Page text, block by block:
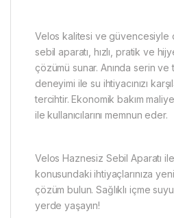
Velos kalitesi ve güvencesiyle
sebil aparatı, hızlı, pratik ve
çözümü sunar. Anında serin ve
deneyimi ile su ihtiyacınızı
tercihtir. Ekonomik bakım
ile kullanıcılarını memnun eder.
Velos Haznesiz Sebil Aparatı
konusundaki ihtiyaçlarınıza
çözüm bulun. Sağlıklı içme
yerde yaşayın!